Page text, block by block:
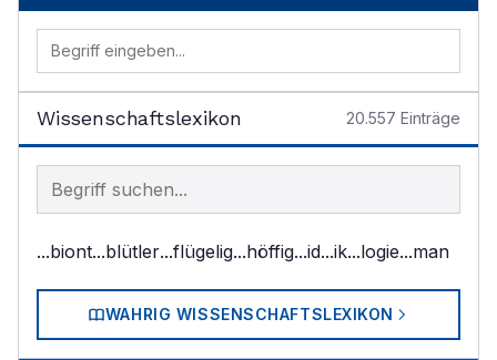
Wissenschaftslexikon 20.557 Einträge
Begriff im Lexikon suchen
...biont...blütler...flügelig...höffig...id...ik...logie...man
WAHRIG WISSENSCHAFTSLEXIKON